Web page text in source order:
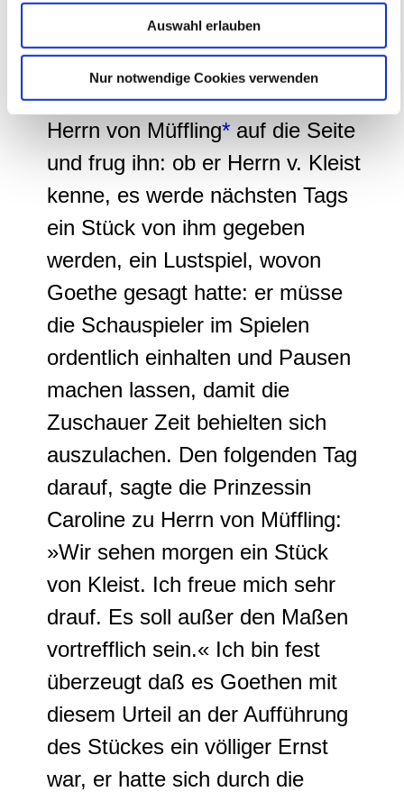
Verwendung unserer Website an unsere Partner für
Partner führen diese Informationen möglicherweise mit
weiteren Daten zusammen, die Sie ihnen bereitgestellt
haben oder die sie im Rahmen Ihrer Nutzung der Dienste
gesammelt haben.
Auswahl erlauben
Nur notwendige Cookies verwenden
"Als der Wasserkrug vom Herrn
rief die regierende Herzogin
Herrn von Müffling* auf die Seite
und frug ihn: ob er Herrn v. Kleist
kenne, es werde nächsten Tags
ein Stück von ihm gegeben
werden, ein Lustspiel, wovon
Goethe gesagt hatte: er müsse
die Schauspieler im Spielen
ordentlich einhalten und Pausen
machen lassen, damit die
Zuschauer Zeit behielten sich
auszulachen. Den folgenden Tag
darauf, sagte die Prinzessin
Caroline zu Herrn von Müffling:
»Wir sehen morgen ein Stück
von Kleist. Ich freue mich sehr
drauf. Es soll außer den Maßen
vortrefflich sein.« Ich bin fest
überzeugt daß es Goethen mit
diesem Urteil an der Aufführung
des Stückes ein völliger Ernst
war, er hatte sich durch die